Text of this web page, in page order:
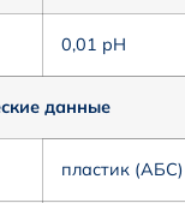
0,01 pH
данные
пластик (АБС)